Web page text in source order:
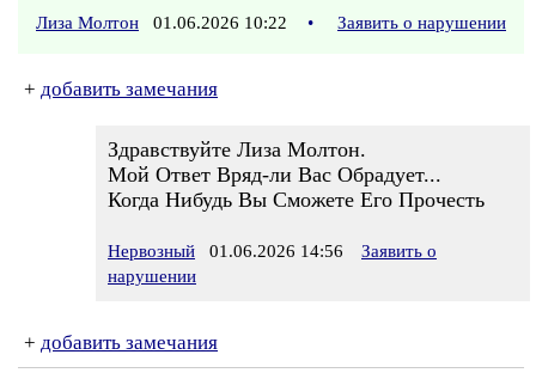
Лиза Молтон 01.06.2026 10:22 • Заявить о нарушении
+ добавить замечания
Здравствуйте Лиза Молтон.
Мой Ответ Вряд-ли Вас Обрадует...
Когда Нибудь Вы Сможете Его Прочесть
Нервозный 01.06.2026 14:56
Заявить о
нарушении
+ добавить замечания